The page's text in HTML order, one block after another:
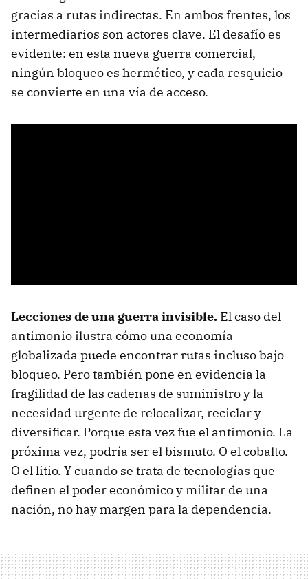
gracias a rutas indirectas. En ambos frentes, los
intermediarios son actores clave. El desafío es
evidente: en esta nueva guerra comercial,
ningún bloqueo es hermético, y cada resquicio
se convierte en una vía de acceso.
Lecciones de una guerra invisible. El caso del
antimonio ilustra cómo una economía
globalizada puede encontrar rutas incluso bajo
bloqueo. Pero también pone en evidencia la
fragilidad de las cadenas de suministro y la
necesidad urgente de relocalizar, reciclar y
diversificar. Porque esta vez fue el antimonio. La
próxima vez, podría ser el bismuto. O el cobalto.
O el litio. Y cuando se trata de tecnologías que
definen el poder económico y militar de una
nación, no hay margen para la dependencia.